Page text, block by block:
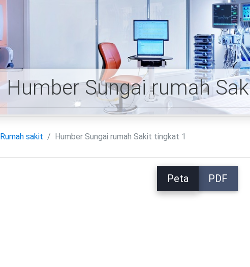
Humber Sungai rumah
Rumah sakit Humber Sungai rumah Sakit tingkat 1
Peta PDF